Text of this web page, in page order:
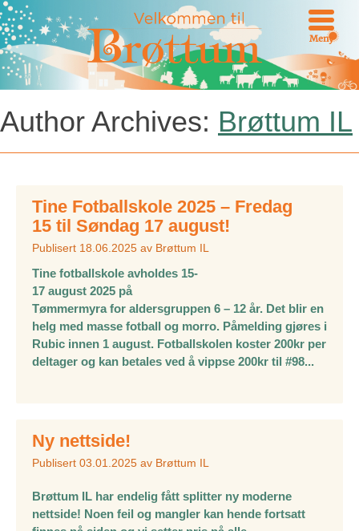
Meny
Author Archives: Brøttum IL
Tine Fotballskole 2025 – Fredag
15 til Søndag 17 august!
Publisert 18.06.2025 av Brøttum IL
Tine fotballskole avholdes 15-
17 august 2025 på
Tømmermyra for aldersgruppen 6 – 12 år. Det blir en
helg med masse fotball og morro. Påmelding gjøres i
Rubic innen 1 august. Fotballskolen koster 200kr per
deltager og kan betales ved å vippse 200kr til #98...
Ny nettside!
Publisert 03.01.2025 av Brøttum IL
Brøttum IL har endelig fått splitter ny moderne
nettside! Noen feil og mangler kan hende fortsatt